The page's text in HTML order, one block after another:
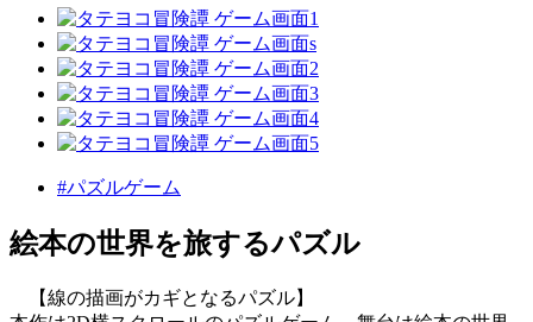
#パズルゲーム
絵本の世界を旅するパズル
【線の描画がカギとなるパズル】